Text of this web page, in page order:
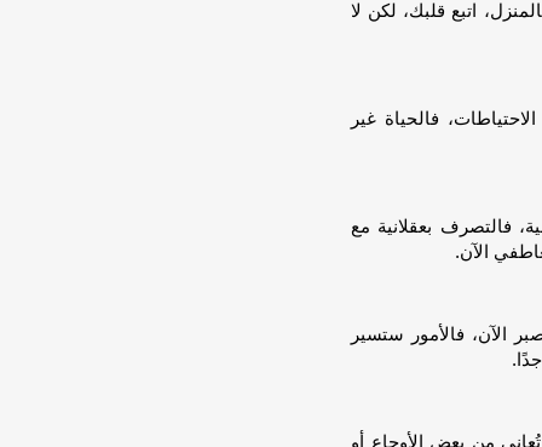
اتبع قلبك، لكن لا
فالحياة غير
فالتصرف بعقلانية مع
الآن.
الآن، فالأمور ستسير
من بعض الأوجاع أو